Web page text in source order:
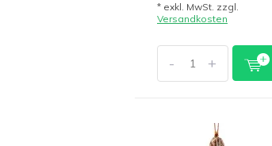
* exkl. MwSt. zzgl.
Versandkosten
- +